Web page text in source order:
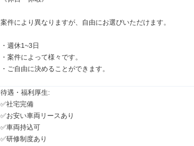
案件により異なりますが、自由にお選びいただけます。
・週休1~3日
・案件によって様々です。
・ご自由に決めることができます。
待遇・福利厚生:
✅社宅完備
✅お安い車両リースあり
✅車両持込可
✅研修制度あり